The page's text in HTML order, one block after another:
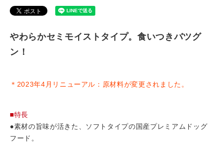
やわらかセミモイストタイプ。食いつきバツグ
ン！
＊2023年4月リニューアル：原材料が変更されました。
■特長
●素材の旨味が活きた、ソフトタイプの国産プレミアムドッグ
フード。